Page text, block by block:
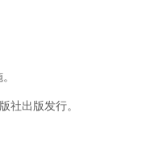
社出版发行。
中